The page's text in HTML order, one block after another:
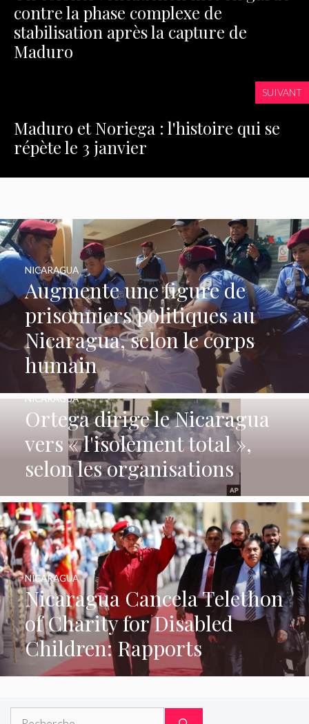
contre la phase complexe de
stabilisation après la capture de
Maduro
SUIVANT
Maduro et Noriega : l'histoire qui se
répète le 3 janvier
Augmente une figure de
prisonniers politiques au
Nicaragua, selon le corps
humain
NICARAGUA
Ortega dirige le Nicaragua
vers « l'isolement total »,
selon les organisations
NICARAGUA
Nicaragua Cancela Telethon
of Charity for Disabled
Children: Rapports
NICARAGUA
Rechercher :